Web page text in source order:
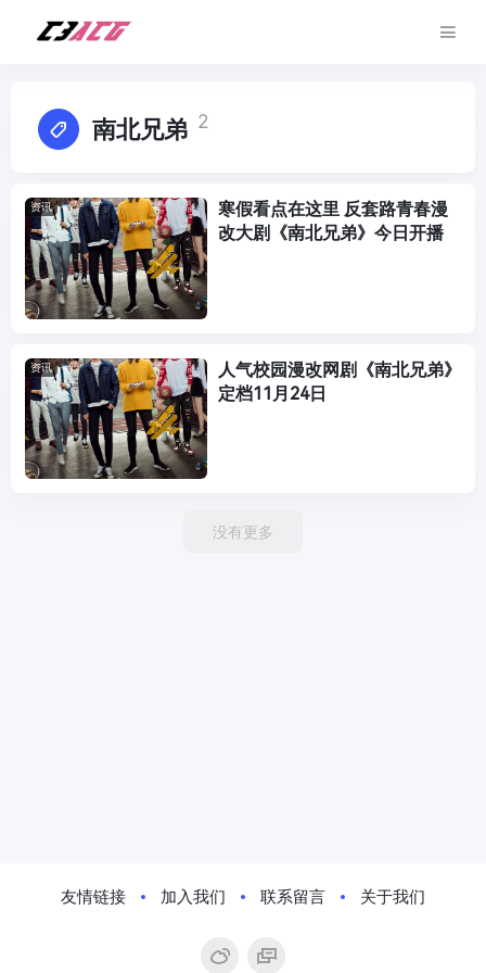
南北兄弟 2
资讯
寒假看点在这里 反套路青春漫
改大剧《南北兄弟》今日开播
资讯
人气校园漫改网剧《南北兄弟》
定档11月24日
没有更多
友情链接 加入我们 联系留言 关于我们